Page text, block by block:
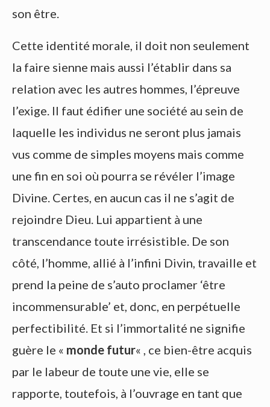
son être.
Cette identité morale, il doit non seulement
la faire sienne mais aussi l’établir dans sa
relation avec les autres hommes, l’épreuve
l’exige. Il faut édifier une société au sein de
laquelle les individus ne seront plus jamais
vus comme de simples moyens mais comme
une fin en soi où pourra se révéler l’image
Divine. Certes, en aucun cas il ne s’agit de
rejoindre Dieu. Lui appartient à une
transcendance toute irrésistible. De son
côté, l’homme, allié à l’infini Divin, travaille et
prend la peine de s’auto proclamer ‘être
incommensurable’ et, donc, en perpétuelle
perfectibilité. Et si l’immortalité ne signifie
guère le « monde futur« , ce bien-être acquis
par le labeur de toute une vie, elle se
rapporte, toutefois, à l’ouvrage en tant que